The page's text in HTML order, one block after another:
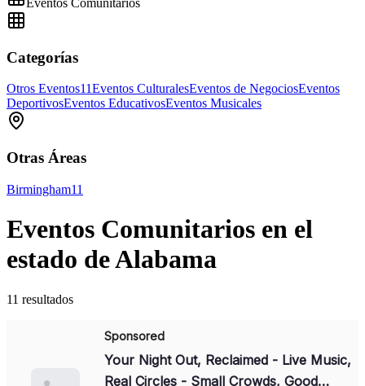
Eventos Comunitarios
Categorías
Otros Eventos11Eventos CulturalesEventos de NegociosEventos
DeportivosEventos EducativosEventos Musicales
Otras Áreas
Birmingham11
Eventos Comunitarios en el
estado de Alabama
11 resultados